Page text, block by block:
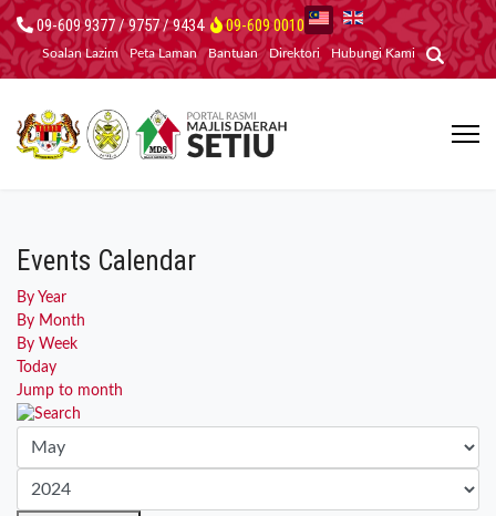
09-609 9377 / 9757 / 9434 09-609 0010
Soalan Lazim Peta Laman Bantuan Direktori Hubungi Kami
Events Calendar
By Year
By Month
By Week
Today
Jump to month